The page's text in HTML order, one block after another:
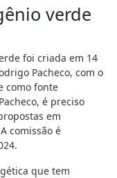
verde
foi criada em 14
Pacheco, com o
como fonte
é preciso
em
comissão é
que tem